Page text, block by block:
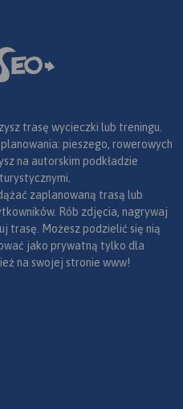
trasę wycieczki lub treningu.
pieszego, rowerowych
na autorskim podkładzie
zaplanowaną trasą lub
Rób zdjęcia, nagrywaj
trasę. Możesz podzielić się nią
jako prywatną tylko dla
na swojej stronie www!